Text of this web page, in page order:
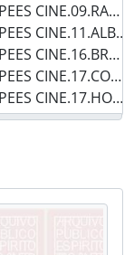
- Cine Ravenna, 2011
- Cine Alba, 1956
- Cine Broadway, Sem data
- Cine Colorado, 1970
Cine Hollywood, 1958-1970
- American Cine, 1920
- Cine Castelo, 1946
Alhambra, 1949-1970
- Cine Floresta, 1953-1971
- Cine Gama, 2011